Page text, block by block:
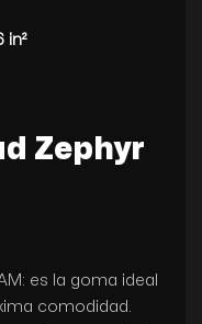
in²
Zephyr
es la goma ideal
comodidad.